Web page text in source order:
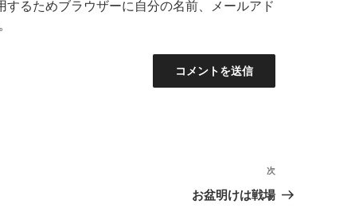
するためブラウザーに自分の名前、メールアド
次
の
次
お盆明けは戦場